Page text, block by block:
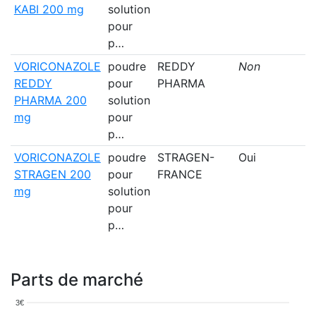
KABI 200 mg
solution
pour
p…
VORICONAZOLE
REDDY
PHARMA 200
mg
poudre
pour
solution
pour
p…
REDDY
PHARMA
Non
VORICONAZOLE
STRAGEN 200
mg
poudre
pour
solution
pour
p…
STRAGEN-
FRANCE
Oui
Parts de marché
3€